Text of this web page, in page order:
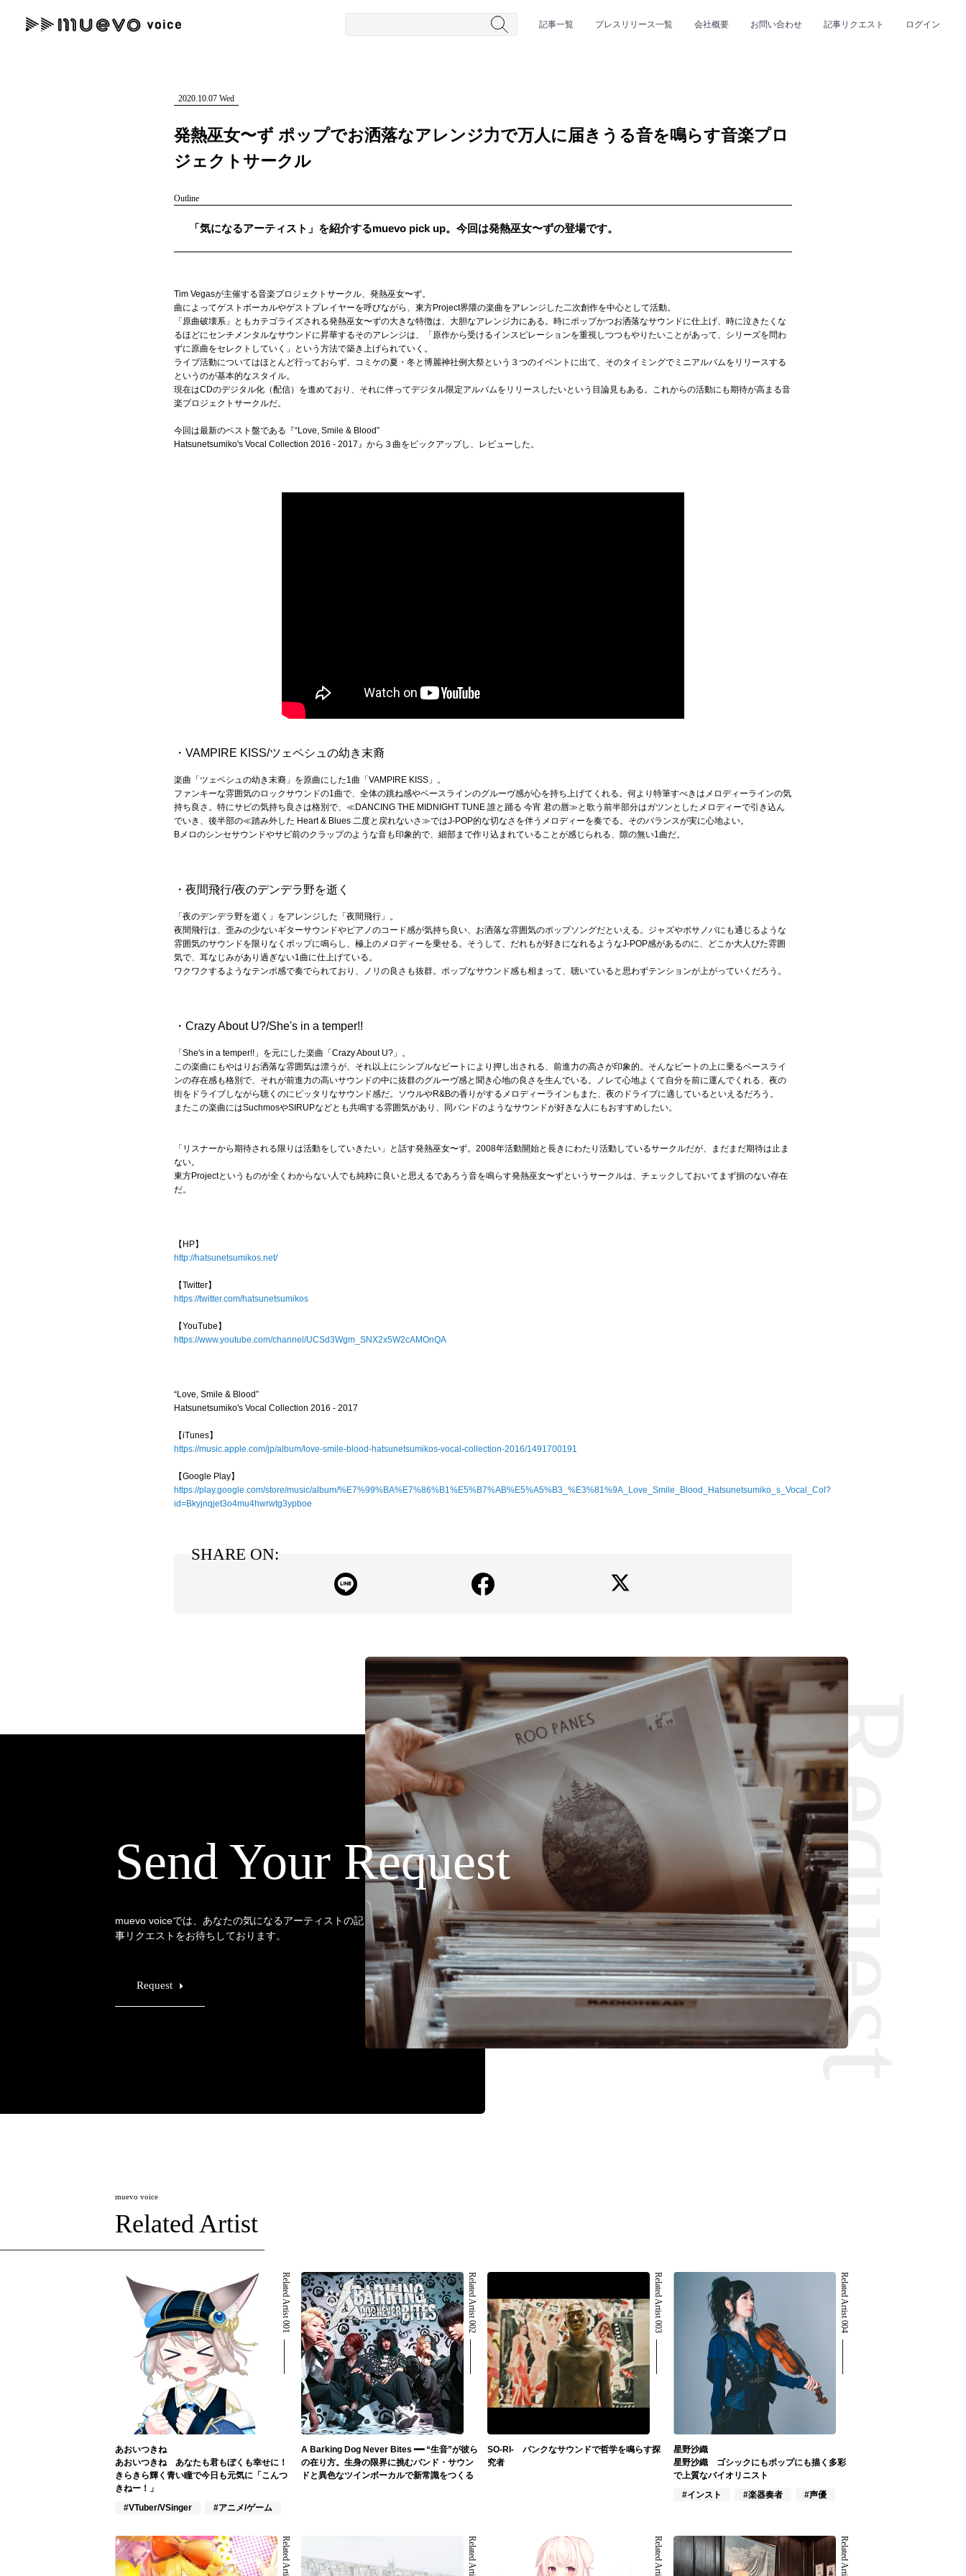
記事一覧 プレスリリース一覧 会社概要 お問い合わせ 記事リクエスト ログイン
#ロック #男性シンガー #HR/HM #女性シンガー #ヒップホップ #男性シンガーグループ
"読者の声を形にする”音楽特化メディア
2020.10.07 Wed
発熱巫女〜ず ポップでお洒落なアレンジ力で万人に届きうる音を鳴らす音楽プロ
ジェクトサークル
Outline
「気になるアーティスト」を紹介するmuevo pick up。今回は発熱巫女〜ずの登場です。
Tim Vegasが主催する音楽プロジェクトサークル、発熱巫女〜ず。
曲によってゲストボーカルやゲストプレイヤーを呼びながら、東方Project界隈の楽曲をアレンジした二次創作を中心として活動。
「原曲破壊系」ともカテゴライズされる発熱巫女〜ずの大きな特徴は、大胆なアレンジ力にある。時にポップかつお洒落なサウンドに仕上げ、時に泣きたくな
るほどにセンチメンタルなサウンドに昇華するそのアレンジは、「原作から受けるインスピレーションを重視しつつもやりたいことがあって、シリーズを問わ
ずに原曲をセレクトしていく」という方法で築き上げられていく。
ライブ活動についてはほとんど行っておらず、コミケの夏・冬と博麗神社例大祭という３つのイベントに出て、そのタイミングでミニアルバムをリリースする
というのが基本的なスタイル。
現在はCDのデジタル化（配信）を進めており、それに伴ってデジタル限定アルバムをリリースしたいという目論見もある。これからの活動にも期待が高まる音
楽プロジェクトサークルだ。
今回は最新のベスト盤である『“Love, Smile & Blood”
Hatsunetsumiko's Vocal Collection 2016 - 2017』から３曲をピックアップし、レビューした。
・VAMPIRE KISS/ツェペシュの幼き末裔
楽曲「ツェペシュの幼き末裔」を原曲にした1曲「VAMPIRE KISS」。
ファンキーな雰囲気のロックサウンドの1曲で、全体の跳ね感やベースラインのグルーヴ感が心を持ち上げてくれる。何より特筆すべきはメロディーラインの気
持ち良さ。特にサビの気持ち良さは格別で、≪DANCING THE MIDNIGHT TUNE 誰と踊る 今宵 君の唇≫と歌う前半部分はガツンとしたメロディーで引き込ん
でいき、後半部の≪踏み外した Heart & Blues 二度と戻れないさ≫ではJ-POP的な切なさを伴うメロディーを奏でる。そのバランスが実に心地よい。
Bメロのシンセサウンドやサビ前のクラップのような音も印象的で、細部まで作り込まれていることが感じられる、隙の無い1曲だ。
・夜間飛行/夜のデンデラ野を逝く
「夜のデンデラ野を逝く」をアレンジした「夜間飛行」。
夜間飛行は、歪みの少ないギターサウンドやピアノのコード感が気持ち良い、お洒落な雰囲気のポップソングだといえる。ジャズやボサノバにも通じるような
雰囲気のサウンドを限りなくポップに鳴らし、極上のメロディーを乗せる。そうして、だれもが好きになれるようなJ-POP感があるのに、どこか大人びた雰囲
気で、耳なじみがあり過ぎない1曲に仕上げている。
ワクワクするようなテンポ感で奏でられており、ノリの良さも抜群。ポップなサウンド感も相まって、聴いていると思わずテンションが上がっていくだろう。
・Crazy About U?/She's in a temper!!
「She's in a temper!!」を元にした楽曲「Crazy About U?」。
この楽曲にもやはりお洒落な雰囲気は漂うが、それ以上にシンプルなビートにより押し出される、前進力の高さが印象的。そんなビートの上に乗るベースライ
ンの存在感も格別で、それが前進力の高いサウンドの中に抜群のグルーヴ感と聞き心地の良さを生んでいる。ノレて心地よくて自分を前に運んでくれる、夜の
街をドライブしながら聴くのにピッタリなサウンド感だ。ソウルやR&Bの香りがするメロディーラインもまた、夜のドライブに適しているといえるだろう。
またこの楽曲にはSuchmosやSIRUPなどとも共鳴する雰囲気があり、同バンドのようなサウンドが好きな人にもおすすめしたい。
「リスナーから期待される限りは活動をしていきたい」と話す発熱巫女〜ず。2008年活動開始と長きにわたり活動しているサークルだが、まだまだ期待は止ま
ない。
東方Projectというものが全くわからない人でも純粋に良いと思えるであろう音を鳴らす発熱巫女〜ずというサークルは、チェックしておいてまず損のない存在
だ。
【HP】
http://hatsunetsumikos.net/
【Twitter】
https://twitter.com/hatsunetsumikos
【YouTube】
https://www.youtube.com/channel/UCSd3Wgm_SNX2x5W2cAMOnQA
“Love, Smile & Blood”
Hatsunetsumiko's Vocal Collection 2016 - 2017
【iTunes】
https://music.apple.com/jp/album/love-smile-blood-hatsunetsumikos-vocal-collection-2016/1491700191
【Google Play】
https://play.google.com/store/music/album/%E7%99%BA%E7%86%B1%E5%B7%AB%E5%A5%B3_%E3%81%9A_Love_Smile_Blood_Hatsunetsumiko_s_Vocal_Col?
id=Bkyjnqjet3o4mu4hwrwtg3ypboe
SHARE ON:
Request
Send Your Request
muevo voiceでは、あなたの気になるアーティストの記
事リクエストをお待ちしております。
Request
muevo voice
Related Artist
Related Artist 001
あおいつきね
あおいつきね あなたも君もぼくも幸せに！
きらきら輝く青い瞳で今日も元気に「こんつ
きねー！」
#VTuber/VSinger
#アニメ/ゲーム
Related Artist 002
A Barking Dog Never Bites ━━ “生音”が彼ら
の在り方。生身の限界に挑むバンド・サウン
ドと異色なツインボーカルで新常識をつくる
Related Artist 003
SO-RI- パンクなサウンドで哲学を鳴らす探
究者
Related Artist 004
星野沙織
星野沙織 ゴシックにもポップにも描く多彩
で上質なバイオリニスト
#インスト
#楽器奏者 #声優